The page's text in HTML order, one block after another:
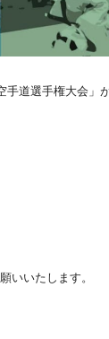
手道選手権大会」
いいたします。